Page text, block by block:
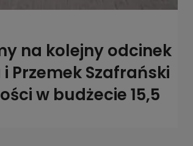
na kolejny odcinek
Przemek Szafrański
w budżecie 15,5